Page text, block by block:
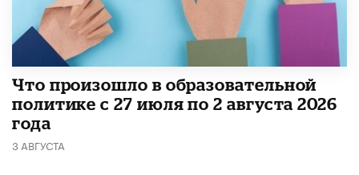
​Что произошло в образовательной
политике с 27 июля по 2 августа 2026
года
3 АВГУСТА